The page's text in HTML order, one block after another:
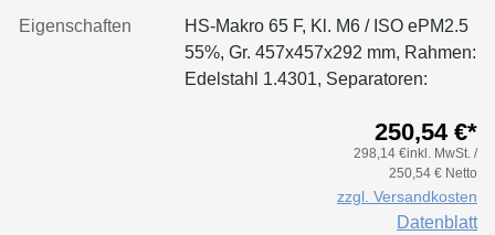
Eigenschaften
HS-Makro 65 F, Kl. M6 / ISO ePM2.5
55%, Gr. 457x457x292 mm, Rahmen:
Edelstahl 1.4301, Separatoren:
250,54 €*
298,14 €inkl. MwSt. /
250,54 € Netto
zzgl. Versandkosten
Datenblatt